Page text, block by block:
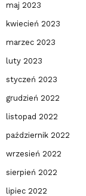
maj 2023
kwiecień 2023
marzec 2023
luty 2023
styczeń 2023
grudzień 2022
listopad 2022
październik 2022
wrzesień 2022
sierpień 2022
lipiec 2022